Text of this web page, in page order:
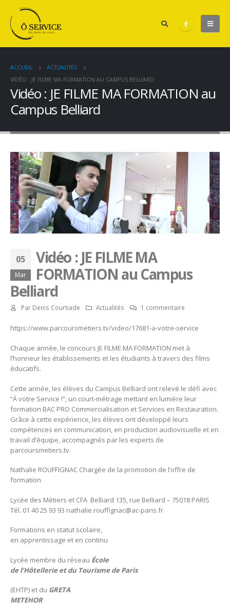
ACCUEIL
ACTUALITÉS
VIDÉO : JE FILME MA FORMATION AU CAMPUS BELLIARD
Vidéo : JE FILME MA FORMATION au
Campus Belliard
05
Mar
Vidéo : JE FILME MA
FORMATION au Campus
Belliard
Par Denis Courtiade Actualités 1 commentaire
https://www.parcoursmetiers.tv/video/17681-a-votre-service
Chaque année, le concours JE FILME MA FORMATION met à
l’honneur les établissements et les étudiants à travers des films
éducatifs.
Cette année, les élèves du Campus Belliard ont relevé le défi avec
“À votre Service !”, un court-métrage mettant en lumière leur
formation BAC PRO Commercialisation et Services en Restauration.
Grâce à cette expérience, les élèves ont développé leurs
compétences en communication, en production audiovisuelle et en
travail d’équipe, accompagnés par les experts de
parcoursmetiers.tv.
Nathalie ROUFFIGNAC Chargée de la promotion de l’offre de
formation
Lycée des Métiers et CFA Belliard 135, rue Belliard – 75018 PARIS
Tél. 01 40 25 93 93 nathalie.rouffignac@ac-paris.fr
Formations en statut scolaire,
en apprentissage et en continu
Lycée membre du réseau École
de l’Hôtellerie et du Tourisme de Paris
(EHTP) et du GRETA
METEHOR